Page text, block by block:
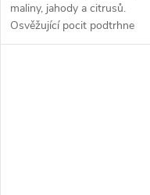
maliny, jahody a citrusů.
Osvěžující pocit podtrhne
jemný "cooling".